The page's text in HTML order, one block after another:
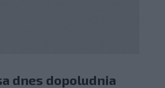
dnes dopoludnia